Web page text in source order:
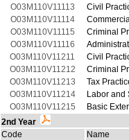
O03M110V11113
Civil
O03M110V11114
O03M110V11115
Criminal
O03M110V11116
O03M110V11211
Civil
O03M110V11212
Criminal
O03M110V11213
Tax
O03M110V11214
Labor and
O03M110V11215
Basic
2nd Year
Code
Name